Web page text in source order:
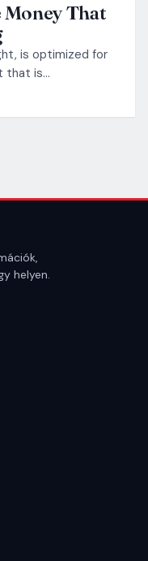
Money That
is optimized for
that is…
helyen.